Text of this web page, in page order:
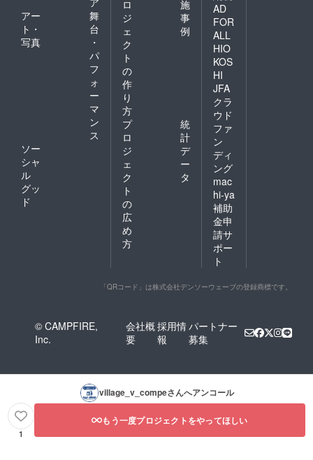
アー
ト・
写真
舞
台
・
パ
フ
ォ
ー
マ
ン
ス
ソー
シャ
ル
グッ
ド
ロ
ジ
ェ
ク
ト
の
作
り
方
施
事
例
プ
ロ
ジ
ェ
ク
ト
の
広
め
方
統
計
デ
ー
タ
AD
FOR
ALL
HIO
KOS
HI
JFA
クラ
ウド
ファ
ン
ディ
ング
mac
hi-ya
補助
金申
請サ
ポー
ト
「QRコード」は株式会社デンソーウェーブの登録商標です。
© CAMPFIRE,
Inc.
会社概
要
採用情
報
パートナー
募集
village_v_compeさんへアンコール
1
もう一度プロジェクトをやってほしい